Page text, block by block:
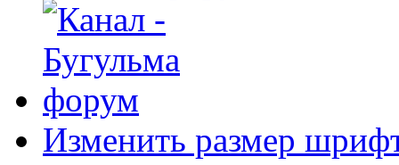
Изменить размер